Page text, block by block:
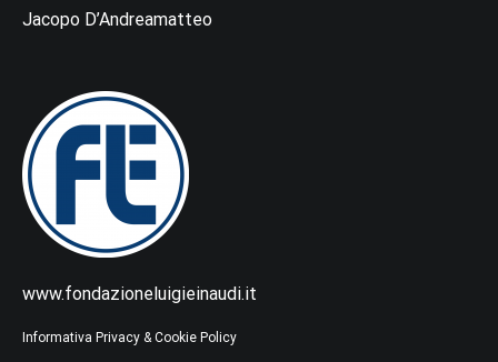
Jacopo D’Andreamatteo
www.fondazioneluigieinaudi.it
Informativa Privacy & Cookie Policy